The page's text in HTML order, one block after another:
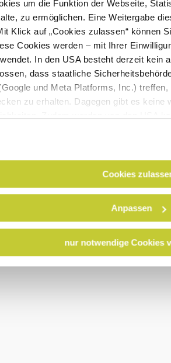
um die Funktion der Webseite,
zu ermöglichen. Eine Weitergabe
Klick auf „Cookies zulassen“ können
Cookies werden – mit Ihrer
In den USA besteht derzeit kein
dass staatliche
und Meta Platforms, Inc.)
zu erhalten. Dagegen gibt es keine
Deaktivierung finden Sie in
Cookies
Anpassen
nur notwendige Cookies
Tormäuer
helfen Ihnen gerne weiter.
Naturparke Niederösterreich
Tormäuer GmbH